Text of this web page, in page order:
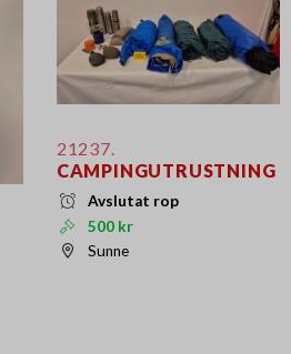
21237.
CAMPINGUTRUSTNING
Avslutat rop
500 kr
Sunne